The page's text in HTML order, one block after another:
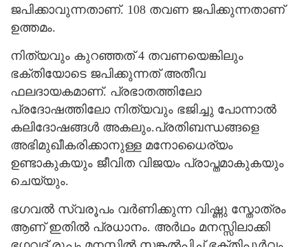
ജപിക്കാവുന്നതാണ്. 108 തവണ ജപിക്കുന്നതാണ്
ഉത്തമം.
നിത്യവും കുറഞ്ഞത് 4 തവണയെങ്കിലും
ഭക്തിയോടെ ജപിക്കുന്നത് അതീവ
ഫലദായകമാണ്. പ്രഭാതത്തിലോ
പ്രദോഷത്തിലോ നിത്യവും ഭജിച്ചു പോന്നാൽ
കലിദോഷങ്ങൾ അകലും.പ്രതിബന്ധങ്ങളെ
അഭിമുഖീകരിക്കാനുള്ള മനോധൈര്യം
ഉണ്ടാകുകയും ജീവിത വിജയം പ്രാപ്തമാകുകയും
ചെയ്യും.
ഭഗവൽ സ്വരൂപം വർണിക്കുന്ന വിഷ്ണു സ്തോത്രം
ആണ് ഇതിൽ പ്രധാനം. അർഥം മനസ്സിലാക്കി